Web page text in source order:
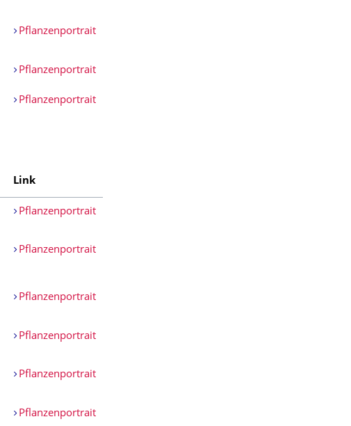
Pflanzenportrait
Pflanzenportrait
Pflanzenportrait
Link
Pflanzenportrait
Pflanzenportrait
Pflanzenportrait
Pflanzenportrait
Pflanzenportrait
Pflanzenportrait